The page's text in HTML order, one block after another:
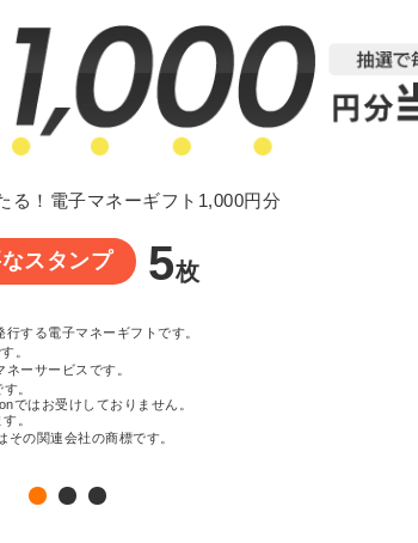
る！電子マネーギフト1,000円分
スタンプ 5枚
する電子マネーギフトです。
。
ーサービスです。
。
ではお受けしておりません。
。
の関連会社の商標です。